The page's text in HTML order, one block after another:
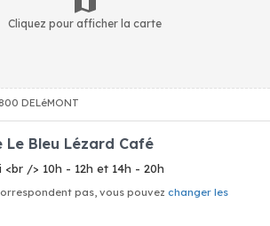
Cliquez pour afficher la carte
DELéMONT
Le Bleu Lézard Café
/> 10h - 12h et 14h - 20h
pas, vous pouvez changer les